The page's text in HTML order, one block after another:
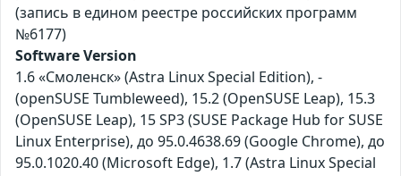
(запись в едином реестре российских программ
№6177)
Software Version
1.6 «Смоленск» (Astra Linux Special Edition), -
(openSUSE Tumbleweed), 15.2 (OpenSUSE Leap), 15.3
(OpenSUSE Leap), 15 SP3 (SUSE Package Hub for SUSE
Linux Enterprise), до 95.0.4638.69 (Google Chrome), до
95.0.1020.40 (Microsoft Edge), 1.7 (Astra Linux Special